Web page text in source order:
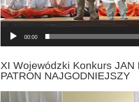
00:00
XI Wojewódzki Konkurs JAN
PATRON NAJGODNIEJSZY
Odtwarzacz